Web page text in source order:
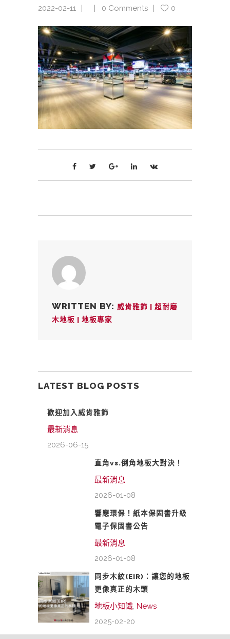
2022-02-11
0 Comments 0
WRITTEN BY: 威肯雅飾 | 超耐磨
木地板 | 地板專家
LATEST BLOG POSTS
歡迎加入威肯雅飾
最新消息
2026-06-15
直角vs.倒角地板大對決！
最新消息
2026-01-08
響應環保！紙本保固書升級
電子保固書公告
最新消息
2026-01-08
同步木紋(EIR)：讓您的地板
更像真正的木頭
地板小知識, News
2025-02-20